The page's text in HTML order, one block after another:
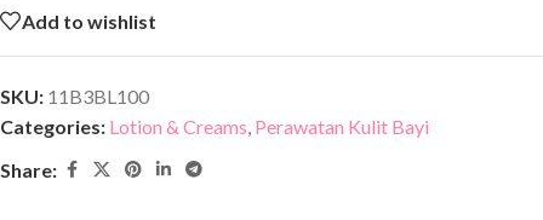
Add to wishlist
SKU: 11B3BL100
Categories: Lotion & Creams, Perawatan Kulit Bayi
Share: